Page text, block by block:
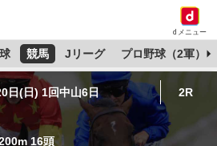
dメニュー
競馬 Jリーグ プロ野球（2軍）
日(日) 1回中山6日 2R
16頭